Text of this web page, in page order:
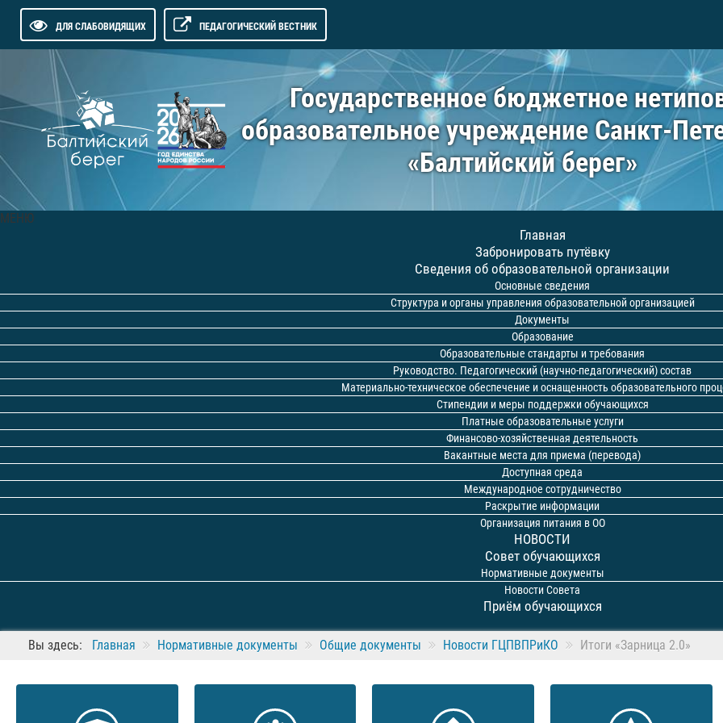
ДЛЯ СЛАБОВИДЯЩИХ ПЕДАГОГИЧЕСКИЙ ВЕСТНИК
Государственное бюджетное
образовательное учреждение Санкт-
«Балтийский берег»
МЕНЮ
Главная
Забронировать путёвку
Сведения об образовательной организации
Основные сведения
Структура и органы управления образовательной организацией
Документы
Образование
Образовательные стандарты и требования
Руководство. Педагогический (научно-педагогический) состав
Материально-техническое обеспечение и оснащенность образовательного
Стипендии и меры поддержки обучающихся
Платные образовательные услуги
Финансово-хозяйственная деятельность
Вакантные места для приема (перевода)
Доступная среда
Международное сотрудничество
Раскрытие информации
Организация питания в ОО
НОВОСТИ
Совет обучающихся
Нормативные документы
Новости Совета
Приём обучающихся
Вы здесь: Главная Нормативные документы Общие документы Новости ГЦПВПРиКО Итоги «Зарница 2.0»